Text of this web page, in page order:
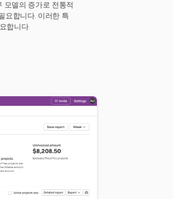
모델의 증가로 전통적
요합니다. 이러한 특
합니다.